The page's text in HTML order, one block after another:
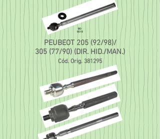
BO-
8018
PEUBEOT 205 (92/98)/
305 (77/90) (DIR. HID./MAN.)
Cód. Orig. 381295